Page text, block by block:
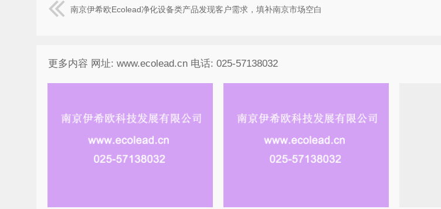
南京伊希欧Ecolead净化设备类产品发现客户需求，填补南京市场空白
更多内容 网址: www.ecolead.cn 电话: 025-57138032